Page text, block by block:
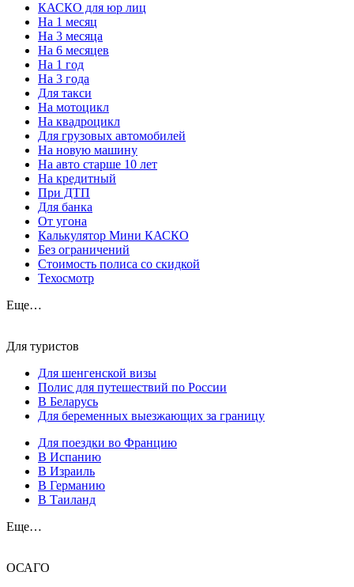
КАСКО для юр лиц
На 1 месяц
На 3 месяца
На 6 месяцев
На 1 год
На 3 года
Для такси
На мотоцикл
На квадроцикл
Для грузовых автомобилей
На новую машину
На авто старше 10 лет
На кредитный
При ДТП
Для банка
От угона
Калькулятор Мини КАСКО
Без ограничений
Стоимость полиса со скидкой
Техосмотр
Еще…
Для туристов
Для шенгенской визы
Полис для путешествий по России
В Беларусь
Для беременных выезжающих за границу
Для поездки во Францию
В Испанию
В Израиль
В Германию
В Таиланд
Еще…
ОСАГО